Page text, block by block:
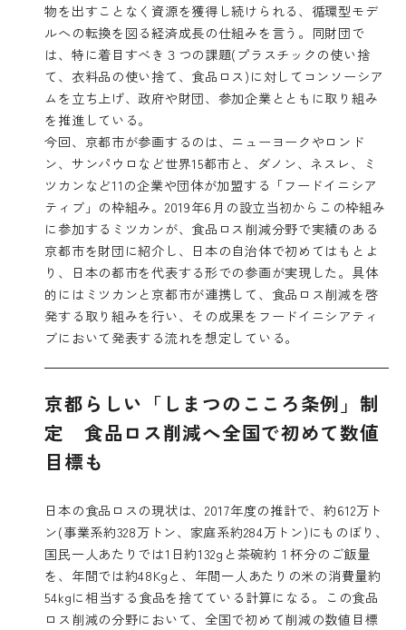
物を出すことなく資源を獲得し続けられる、循環型モデ
ルへの転換を図る経済成長の仕組みを言う。同財団で
は、特に着目すべき３つの課題(プラスチックの使い捨
て、衣料品の使い捨て、食品ロス)に対してコンソーシア
ムを立ち上げ、政府や財団、参加企業とともに取り組み
を推進している。
今回、京都市が参画するのは、ニューヨークやロンド
ン、サンパウロなど世界15都市と、ダノン、ネスレ、ミ
ツカンなど11の企業や団体が加盟する「フードイニシア
ティブ」の枠組み。2019年6月の設立当初からこの枠組み
に参加するミツカンが、食品ロス削減分野で実績のある
京都市を財団に紹介し、日本の自治体で初めてはもとよ
り、日本の都市を代表する形での参画が実現した。具体
的にはミツカンと京都市が連携して、食品ロス削減を啓
発する取り組みを行い、その成果をフードイニシアティ
ブにおいて発表する流れを想定している。
京都らしい「しまつのこころ条例」制
定 食品ロス削減へ全国で初めて数値
目標も
日本の食品ロスの現状は、2017年度の推計で、約612万ト
ン(事業系約328万トン、家庭系約284万トン)にものぼり、
国民一人あたりでは1日約132gと茶碗約１杯分のご飯量
を、年間では約48Kgと、年間一人あたりの米の消費量約
54kgに相当する食品を捨てている計算になる。この食品
ロス削減の分野において、全国で初めて削減の数値目標